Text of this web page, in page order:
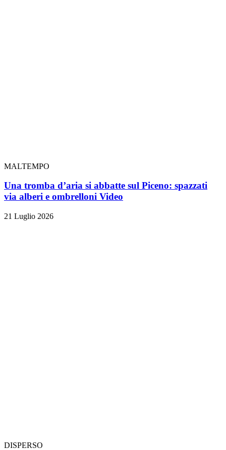
MALTEMPO
Una tromba d’aria si abbatte sul Piceno: spazzati
via alberi e ombrelloni Video
21 Luglio 2026
DISPERSO